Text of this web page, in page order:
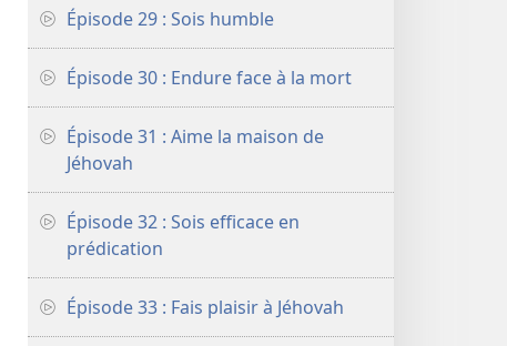
Épisode 29 : Sois humble
Épisode 30 : Endure face à la mort
Épisode 31 : Aime la maison de
Jéhovah
Épisode 32 : Sois efficace en
prédication
Épisode 33 : Fais plaisir à Jéhovah